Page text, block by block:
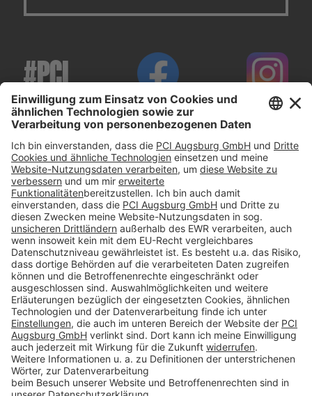
#PCI
Impressum
Datenschutz
AGB
Rechtliche Hinweise
Cookie-Einstellungen öffnen
Betroffenenrechte
www.bimobject.com